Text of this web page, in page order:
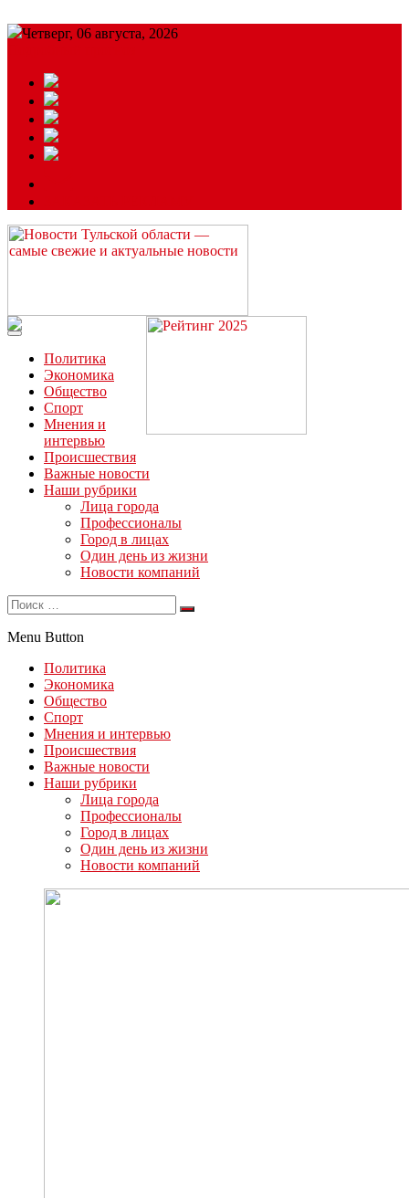
Четверг, 06 августа, 2026
Читайте последние новости дня в Тульской области на сайте
“ЗаНовомосковск”
Политика
Экономика
Общество
Спорт
Мнения и
интервью
Происшествия
Важные новости
Наши рубрики
Лица города
Профессионалы
Город в лицах
Один день из жизни
Новости компаний
Menu Button
Политика
Экономика
Общество
Спорт
Мнения и интервью
Происшествия
Важные новости
Наши рубрики
Лица города
Профессионалы
Город в лицах
Один день из жизни
Новости компаний